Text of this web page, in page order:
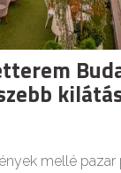
mellé pazar